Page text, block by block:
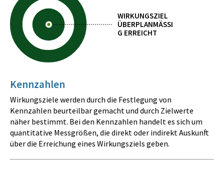
WIRKUNGSZIEL
ÜBERPLANMÄSSIG
ERREICHT
Kennzahlen
Wirkungsziele werden durch die Festlegung von
Kennzahlen beurteilbar gemacht und durch Zielwerte
näher bestimmt. Bei den Kennzahlen handelt es sich um
quantitative Messgrößen, die direkt oder indirekt Auskunft
über die Erreichung eines Wirkungsziels geben.